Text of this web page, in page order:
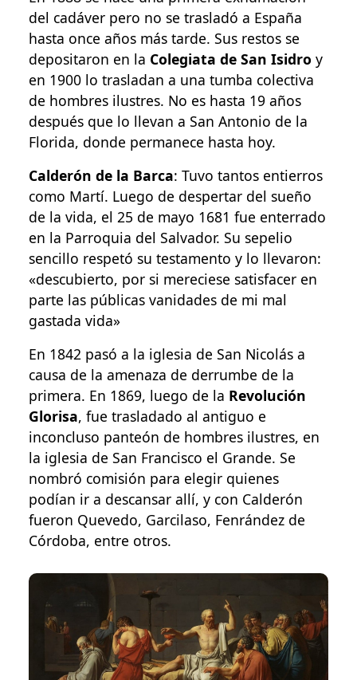
del cadáver pero no se trasladó a España
hasta once años más tarde. Sus restos se
depositaron en la Colegiata de San Isidro y
en 1900 lo trasladan a una tumba colectiva
de hombres ilustres. No es hasta 19 años
después que lo llevan a San Antonio de la
Florida, donde permanece hasta hoy.
Calderón de la Barca: Tuvo tantos entierros
como Martí. Luego de despertar del sueño
de la vida, el 25 de mayo 1681 fue enterrado
en la Parroquia del Salvador. Su sepelio
sencillo respetó su testamento y lo llevaron:
«descubierto, por si mereciese satisfacer en
parte las públicas vanidades de mi mal
gastada vida»
En 1842 pasó a la iglesia de San Nicolás a
causa de la amenaza de derrumbe de la
primera. En 1869, luego de la Revolución
Glorisa, fue trasladado al antiguo e
inconcluso panteón de hombres ilustres, en
la iglesia de San Francisco el Grande. Se
nombró comisión para elegir quienes
podían ir a descansar allí, y con Calderón
fueron Quevedo, Garcilaso, Fenrández de
Córdoba, entre otros.